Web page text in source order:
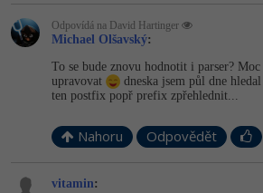
Copywriting
MS Office -80%
Google Dokumenty
Time management
Blender
Inkscape
Fotografování -80%
Video
Odpovídá na David Hartinger
Michael Olšavský:
To se bude znovu hodnotit i parser? Moc
upravovat
dneska jsem půl dne
ten postfix popř prefix zpřehlednit...
Nahoru Odpovědět
vitamin: